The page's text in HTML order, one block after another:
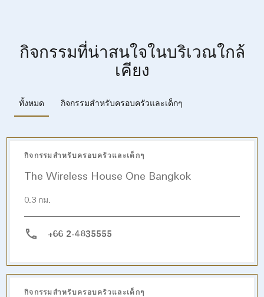
กิจกรรมที่น่าสนใจในบริเวณใกล้
เคียง
ทั้งหมด กิจกรรมสำหรับครอบครัวและเด็กๆ
กิจกรรมสำหรับครอบครัวและเด็กๆ
The Wireless House One Bangkok
0.3 กม.
+66 2-4835555
กิจกรรมสำหรับครอบครัวและเด็กๆ